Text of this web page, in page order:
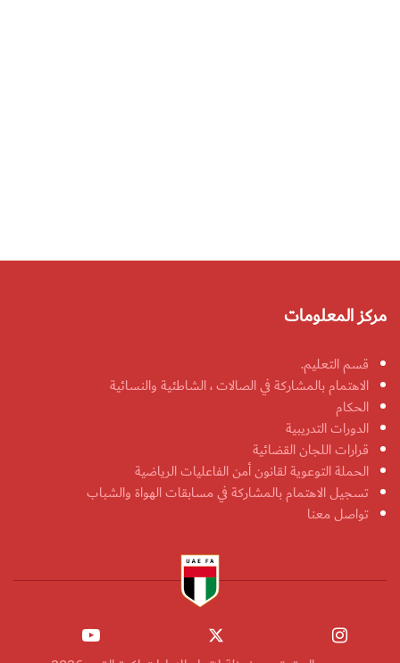
مركز المعلومات
قسم التعليم.
الاهتمام بالمشاركة في الصالات ، الشاطئية والنسائية
الحكام
الدورات التدريبية
قرارات اللجان القضائية
الحملة التوعوية لقانون أمن الفاعليات الرياضية
تسجيل الاهتمام بالمشاركة في مسابقات الهواة والشباب
تواصل معنا